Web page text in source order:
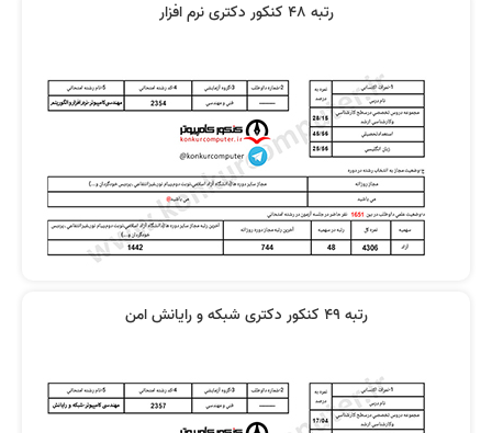
رتبه 48 کنکور دکتری نرم افزار
رتبه 49 کنکور دکتری شبکه و رایانش امن